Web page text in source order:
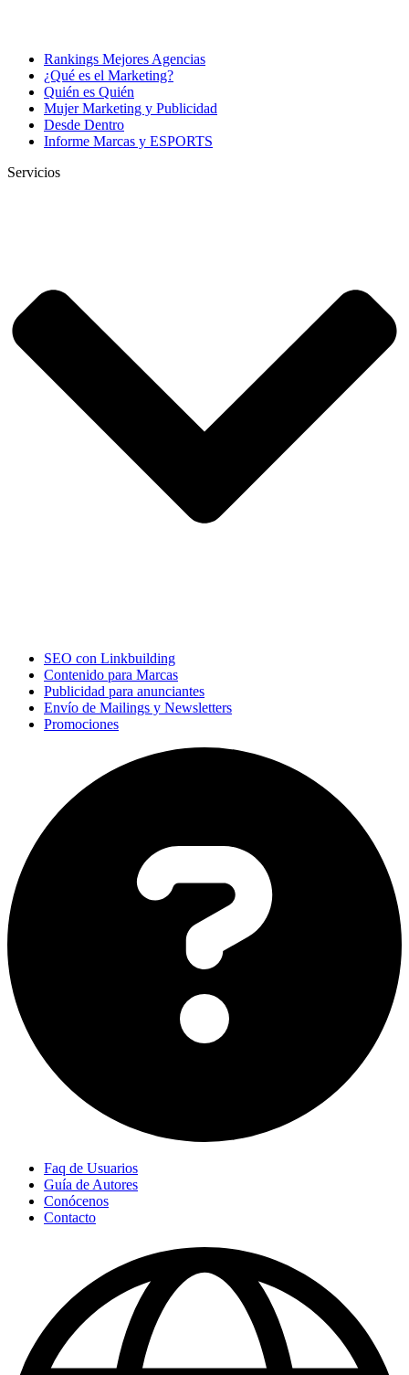
Rankings Mejores Agencias
¿Qué es el Marketing?
Quién es Quién
Mujer Marketing y Publicidad
Desde Dentro
Informe Marcas y ESPORTS
Servicios
SEO con Linkbuilding
Contenido para Marcas
Publicidad para anunciantes
Envío de Mailings y Newsletters
Promociones
Faq de Usuarios
Guía de Autores
Conócenos
Contacto